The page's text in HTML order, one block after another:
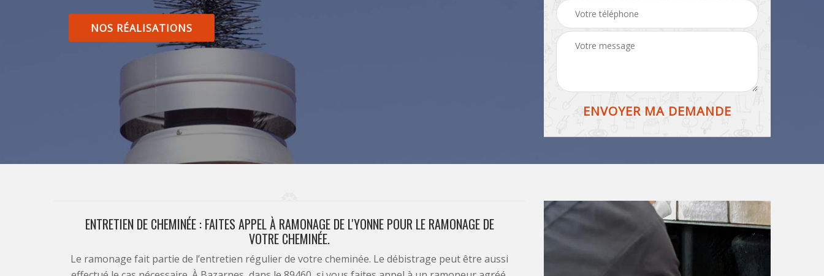
NOS RÉALISATIONS
ENTRETIEN DE CHEMINÉE : FAITES APPEL À RAMONAGE DE L'YONNE POUR LE RAMONAGE DE
VOTRE CHEMINÉE.
Le ramonage fait partie de l’entretien régulier de votre cheminée. Le débistrage peut être aussi